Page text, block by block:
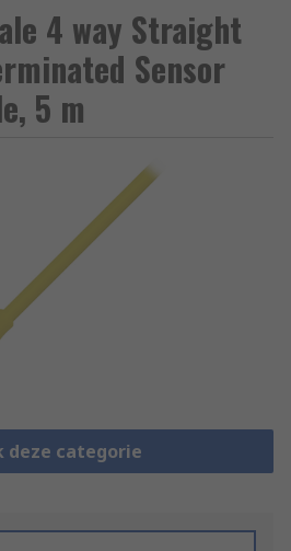
4 way Straight
Sensor
5 m
deze categorie